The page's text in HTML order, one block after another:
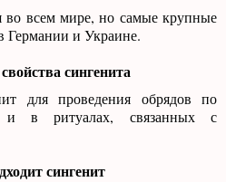
во всем мире, но самые крупные
Германии и Украине.
сингенита
для проведения обрядов по
в ритуалах, связанных с
сингенит